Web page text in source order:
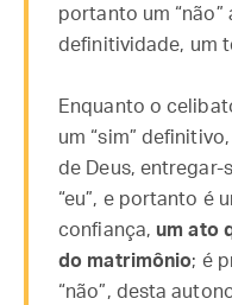
portanto um “não”
definitividade, um
Enquanto o
um “sim”
de Deus, entregar-
“eu”, e portanto é
confiança, um ato
do matrimônio; é
“não”, desta